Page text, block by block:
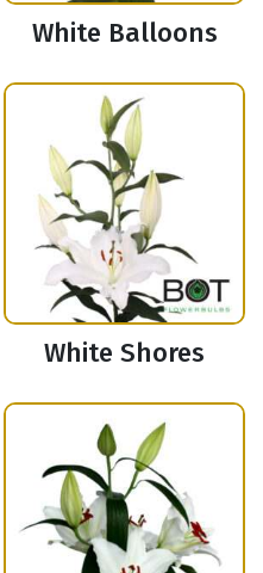
White Balloons
White Shores